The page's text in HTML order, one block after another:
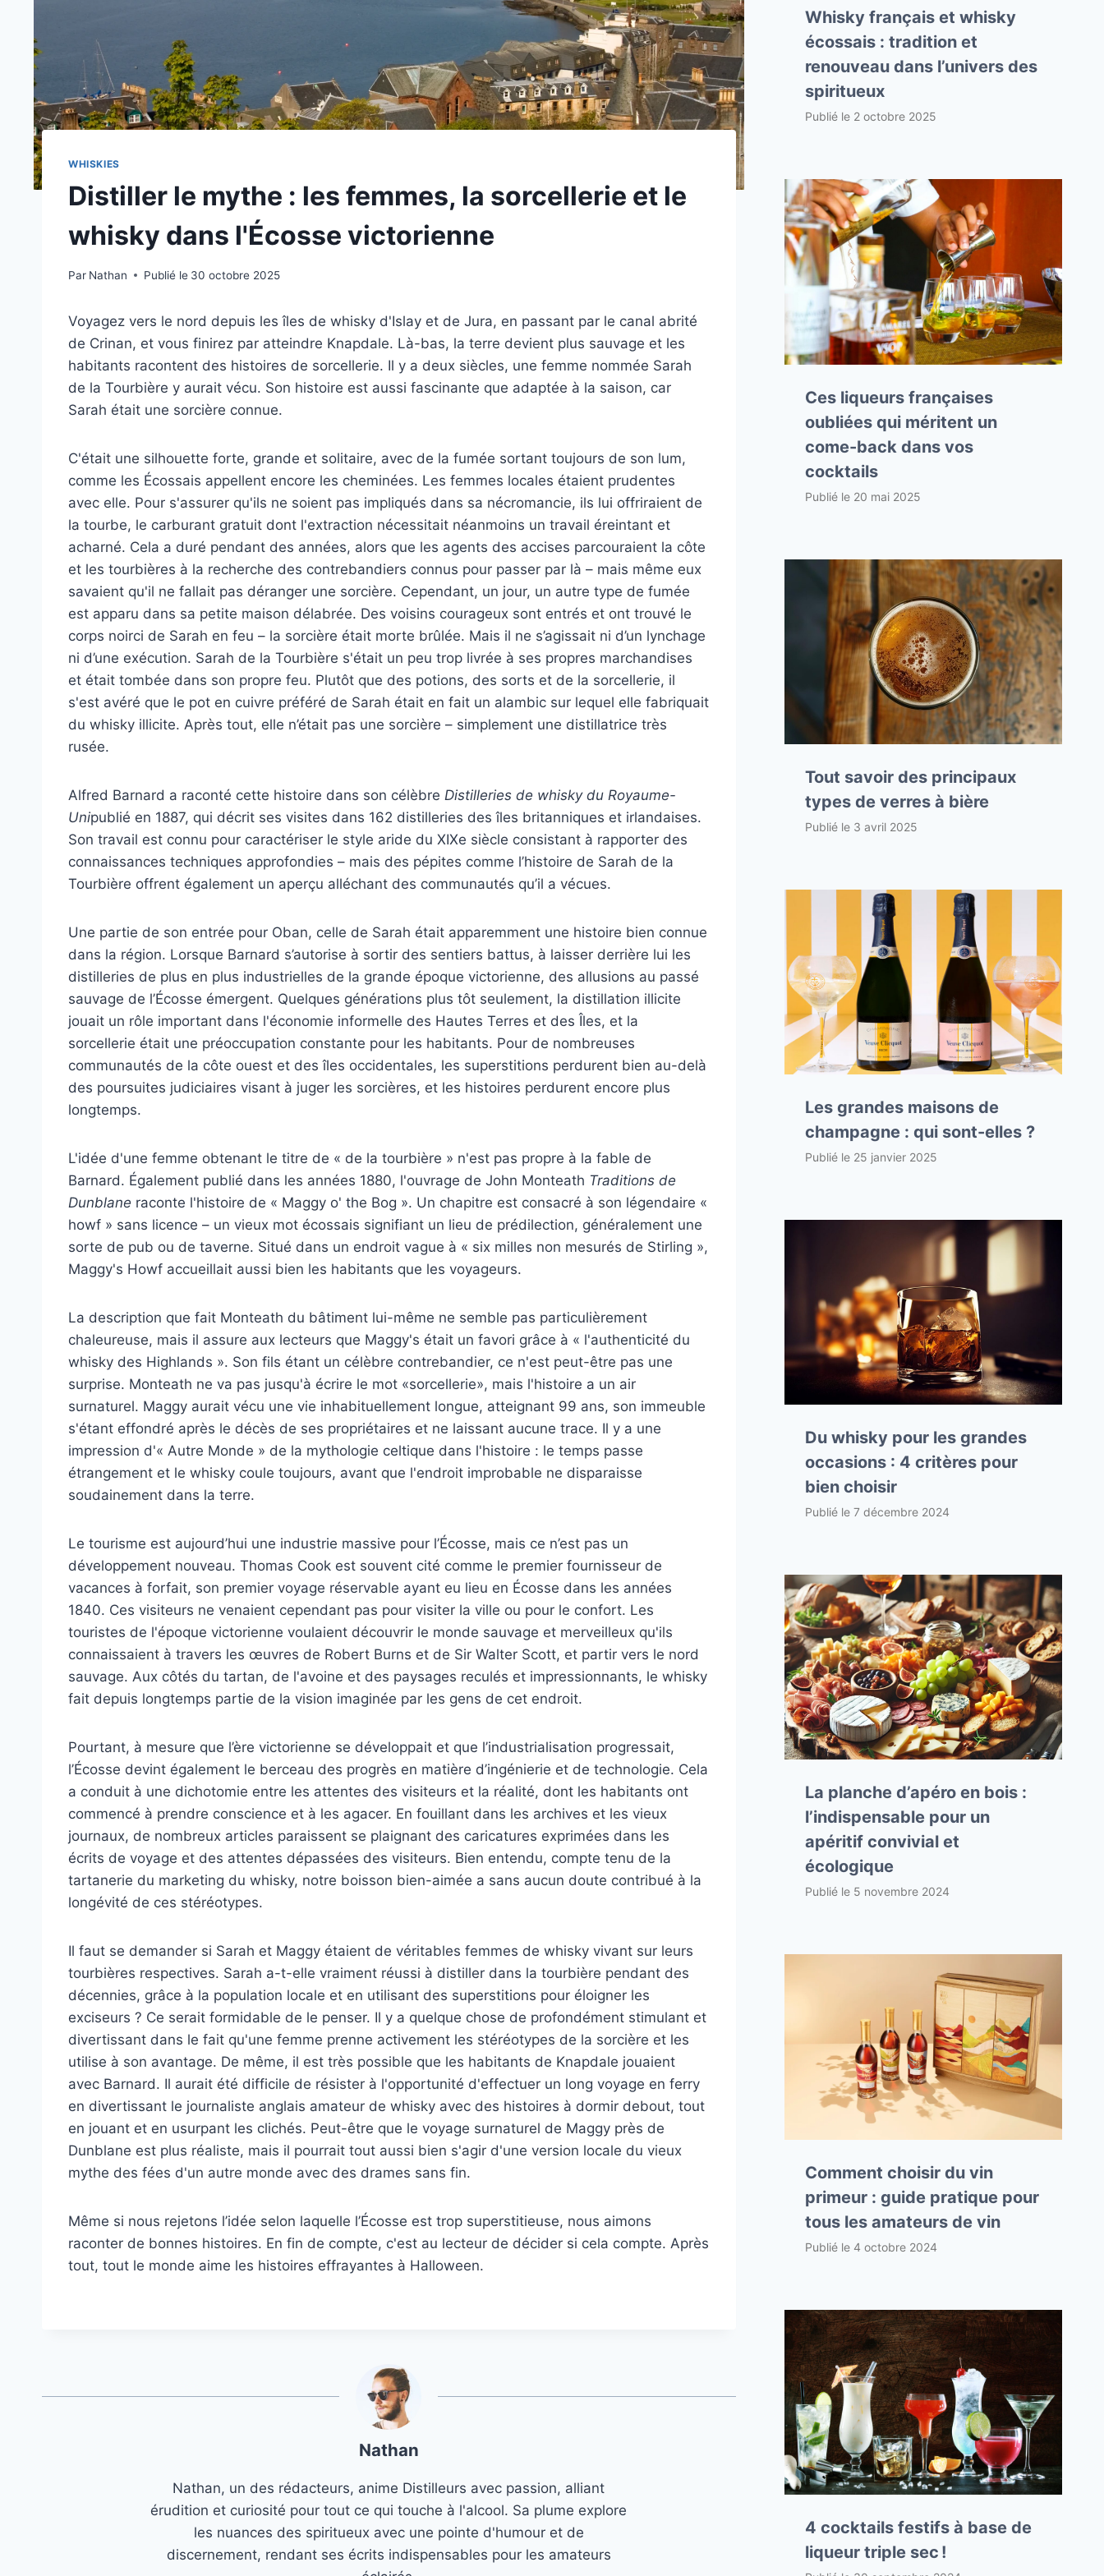
WHISKIES
Distiller le mythe : les femmes, la sorcellerie et le
whisky dans l'Écosse victorienne
Par Nathan Publié le 30 octobre 2025
Voyagez vers le nord depuis les îles de whisky d'Islay et de Jura, en passant par le canal abrité
de Crinan, et vous finirez par atteindre Knapdale. Là-bas, la terre devient plus sauvage et les
habitants racontent des histoires de sorcellerie. Il y a deux siècles, une femme nommée Sarah
de la Tourbière y aurait vécu. Son histoire est aussi fascinante que adaptée à la saison, car
Sarah était une sorcière connue.
C'était une silhouette forte, grande et solitaire, avec de la fumée sortant toujours de son lum,
comme les Écossais appellent encore les cheminées. Les femmes locales étaient prudentes
avec elle. Pour s'assurer qu'ils ne soient pas impliqués dans sa nécromancie, ils lui offriraient de
la tourbe, le carburant gratuit dont l'extraction nécessitait néanmoins un travail éreintant et
acharné. Cela a duré pendant des années, alors que les agents des accises parcouraient la côte
et les tourbières à la recherche des contrebandiers connus pour passer par là – mais même eux
savaient qu'il ne fallait pas déranger une sorcière. Cependant, un jour, un autre type de fumée
est apparu dans sa petite maison délabrée. Des voisins courageux sont entrés et ont trouvé le
corps noirci de Sarah en feu – la sorcière était morte brûlée. Mais il ne s’agissait ni d’un lynchage
ni d’une exécution. Sarah de la Tourbière s'était un peu trop livrée à ses propres marchandises
et était tombée dans son propre feu. Plutôt que des potions, des sorts et de la sorcellerie, il
s'est avéré que le pot en cuivre préféré de Sarah était en fait un alambic sur lequel elle fabriquait
du whisky illicite. Après tout, elle n’était pas une sorcière – simplement une distillatrice très
rusée.
Alfred Barnard a raconté cette histoire dans son célèbre Distilleries de whisky du Royaume-
Unipublié en 1887, qui décrit ses visites dans 162 distilleries des îles britanniques et irlandaises.
Son travail est connu pour caractériser le style aride du XIXe siècle consistant à rapporter des
connaissances techniques approfondies – mais des pépites comme l’histoire de Sarah de la
Tourbière offrent également un aperçu alléchant des communautés qu’il a vécues.
Une partie de son entrée pour Oban, celle de Sarah était apparemment une histoire bien connue
dans la région. Lorsque Barnard s’autorise à sortir des sentiers battus, à laisser derrière lui les
distilleries de plus en plus industrielles de la grande époque victorienne, des allusions au passé
sauvage de l’Écosse émergent. Quelques générations plus tôt seulement, la distillation illicite
jouait un rôle important dans l'économie informelle des Hautes Terres et des Îles, et la
sorcellerie était une préoccupation constante pour les habitants. Pour de nombreuses
communautés de la côte ouest et des îles occidentales, les superstitions perdurent bien au-delà
des poursuites judiciaires visant à juger les sorcières, et les histoires perdurent encore plus
longtemps.
L'idée d'une femme obtenant le titre de « de la tourbière » n'est pas propre à la fable de
Barnard. Également publié dans les années 1880, l'ouvrage de John Monteath Traditions de
Dunblane raconte l'histoire de « Maggy o' the Bog ». Un chapitre est consacré à son légendaire «
howf » sans licence – un vieux mot écossais signifiant un lieu de prédilection, généralement une
sorte de pub ou de taverne. Situé dans un endroit vague à « six milles non mesurés de Stirling »,
Maggy's Howf accueillait aussi bien les habitants que les voyageurs.
La description que fait Monteath du bâtiment lui-même ne semble pas particulièrement
chaleureuse, mais il assure aux lecteurs que Maggy's était un favori grâce à « l'authenticité du
whisky des Highlands ». Son fils étant un célèbre contrebandier, ce n'est peut-être pas une
surprise. Monteath ne va pas jusqu'à écrire le mot «sorcellerie», mais l'histoire a un air
surnaturel. Maggy aurait vécu une vie inhabituellement longue, atteignant 99 ans, son immeuble
s'étant effondré après le décès de ses propriétaires et ne laissant aucune trace. Il y a une
impression d'« Autre Monde » de la mythologie celtique dans l'histoire : le temps passe
étrangement et le whisky coule toujours, avant que l'endroit improbable ne disparaisse
soudainement dans la terre.
Le tourisme est aujourd’hui une industrie massive pour l’Écosse, mais ce n’est pas un
développement nouveau. Thomas Cook est souvent cité comme le premier fournisseur de
vacances à forfait, son premier voyage réservable ayant eu lieu en Écosse dans les années
1840. Ces visiteurs ne venaient cependant pas pour visiter la ville ou pour le confort. Les
touristes de l'époque victorienne voulaient découvrir le monde sauvage et merveilleux qu'ils
connaissaient à travers les œuvres de Robert Burns et de Sir Walter Scott, et partir vers le nord
sauvage. Aux côtés du tartan, de l'avoine et des paysages reculés et impressionnants, le whisky
fait depuis longtemps partie de la vision imaginée par les gens de cet endroit.
Pourtant, à mesure que l’ère victorienne se développait et que l’industrialisation progressait,
l’Écosse devint également le berceau des progrès en matière d’ingénierie et de technologie. Cela
a conduit à une dichotomie entre les attentes des visiteurs et la réalité, dont les habitants ont
commencé à prendre conscience et à les agacer. En fouillant dans les archives et les vieux
journaux, de nombreux articles paraissent se plaignant des caricatures exprimées dans les
écrits de voyage et des attentes dépassées des visiteurs. Bien entendu, compte tenu de la
tartanerie du marketing du whisky, notre boisson bien-aimée a sans aucun doute contribué à la
longévité de ces stéréotypes.
Il faut se demander si Sarah et Maggy étaient de véritables femmes de whisky vivant sur leurs
tourbières respectives. Sarah a-t-elle vraiment réussi à distiller dans la tourbière pendant des
décennies, grâce à la population locale et en utilisant des superstitions pour éloigner les
exciseurs ? Ce serait formidable de le penser. Il y a quelque chose de profondément stimulant et
divertissant dans le fait qu'une femme prenne activement les stéréotypes de la sorcière et les
utilise à son avantage. De même, il est très possible que les habitants de Knapdale jouaient
avec Barnard. Il aurait été difficile de résister à l'opportunité d'effectuer un long voyage en ferry
en divertissant le journaliste anglais amateur de whisky avec des histoires à dormir debout, tout
en jouant et en usurpant les clichés. Peut-être que le voyage surnaturel de Maggy près de
Dunblane est plus réaliste, mais il pourrait tout aussi bien s'agir d'une version locale du vieux
mythe des fées d'un autre monde avec des drames sans fin.
Même si nous rejetons l’idée selon laquelle l’Écosse est trop superstitieuse, nous aimons
raconter de bonnes histoires. En fin de compte, c'est au lecteur de décider si cela compte. Après
tout, tout le monde aime les histoires effrayantes à Halloween.
Nathan
Nathan, un des rédacteurs, anime Distilleurs avec passion, alliant
érudition et curiosité pour tout ce qui touche à l'alcool. Sa plume explore
les nuances des spiritueux avec une pointe d'humour et de
discernement, rendant ses écrits indispensables pour les amateurs
Whisky français et whisky
écossais : tradition et
renouveau dans l’univers des
spiritueux
Publié le 2 octobre 2025
Ces liqueurs françaises
oubliées qui méritent un
come-back dans vos
cocktails
Publié le 20 mai 2025
Tout savoir des principaux
types de verres à bière
Publié le 3 avril 2025
Les grandes maisons de
champagne : qui sont-elles ?
Publié le 25 janvier 2025
Du whisky pour les grandes
occasions : 4 critères pour
bien choisir
Publié le7 décembre 2024
La planche d’apéro en bois :
l’indispensable pour un
apéritif convivial et
écologique
Publié le 5 novembre 2024
Comment choisir du vin
primeur : guide pratique pour
tous les amateurs de vin
Publié le4 octobre 2024
4 cocktails festifs à base de
liqueur triple sec !